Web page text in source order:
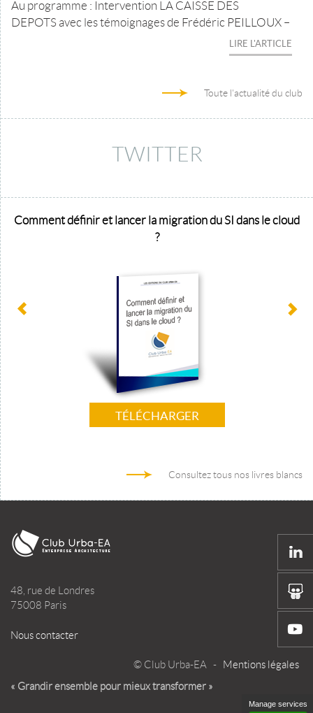
Au programme : Intervention LA CAISSE DES
DEPOTS avec les témoignages de Frédéric PEILLOUX –
LIRE L'ARTICLE
Toute l'actualité du club
TWITTER
Comment définir et lancer la migration du SI dans le cloud
?
TÉLÉCHARGER
Consultez tous nos livres blancs
48, rue de Londres
75008 Paris
Nous contacter
© Club Urba-EA -
Mentions légales
« Grandir ensemble pour mieux transformer »
Manage services